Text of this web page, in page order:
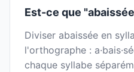
Est-ce que
Diviser abaissée en
l'orthographe :
chaque syllabe